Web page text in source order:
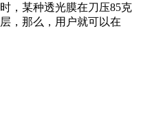
，某种透光膜在刀压85克
，那么，用户就可以在